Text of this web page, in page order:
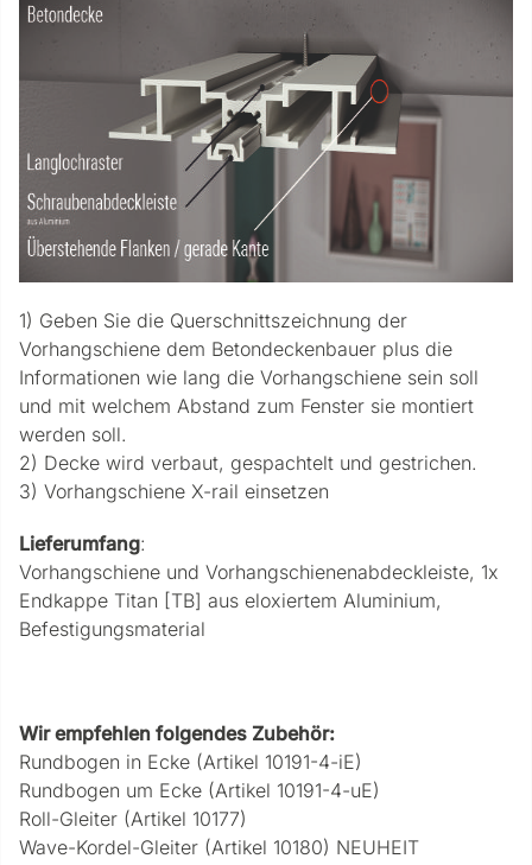
1) Geben Sie die Querschnittszeichnung der
Vorhangschiene dem Betondeckenbauer plus die
Informationen wie lang die Vorhangschiene sein soll
und mit welchem Abstand zum Fenster sie montiert
werden soll.
2) Decke wird verbaut, gespachtelt und gestrichen.
3) Vorhangschiene X-rail einsetzen
Lieferumfang:
Vorhangschiene und Vorhangschienenabdeckleiste, 1x
Endkappe Titan [TB] aus eloxiertem Aluminium,
Befestigungsmaterial
Wir empfehlen folgendes Zubehör:
Rundbogen in Ecke (Artikel 10191-4-iE)
Rundbogen um Ecke (Artikel 10191-4-uE)
Roll-Gleiter (Artikel 10177)
Wave-Kordel-Gleiter (Artikel 10180) NEUHEIT